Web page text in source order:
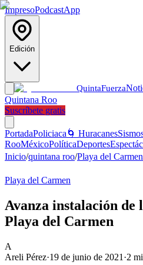
ImpresoPodcastApp
Edición
QuintaFuerza
Quintana Roo
Suscríbete gratis
PortadaPoliciaca 🌀 Huracanes
RooMéxicoPolíticaDeportes
Inicio/quintana roo/Playa del Carmen
Playa del Carmen
Avanza instalación de
Playa del Carmen
A
Areli Pérez·19 de junio de 2021 ·2